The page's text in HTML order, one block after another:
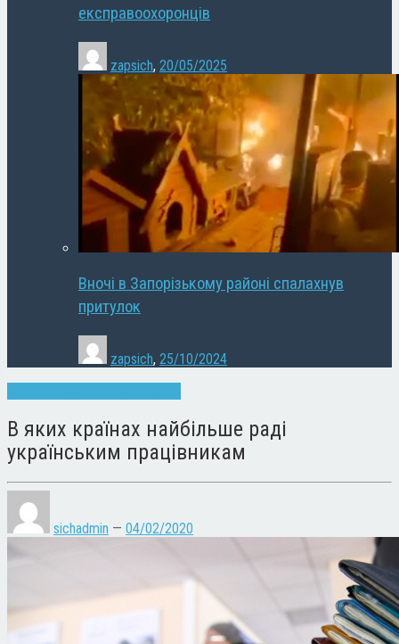
експравоохоронців
zapsich, 20/05/2025
Вночі в Запорізькому районі спалахнув
притулок
zapsich, 25/10/2024
В яких країнах найбільше раді
українським працівникам
sichadmin — 04/02/2020